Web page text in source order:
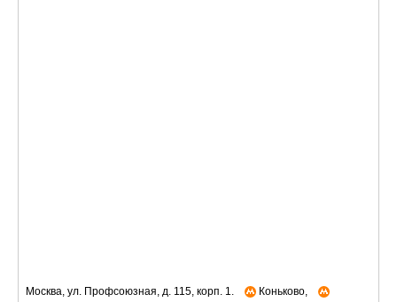
Москва, ул. Профсоюзная, д. 115, корп. 1.
Коньково,